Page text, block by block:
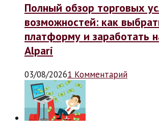
Полный обзор торговых
возможностей: как
платформу и заработать
Alpari
03/08/20261 Комментарий